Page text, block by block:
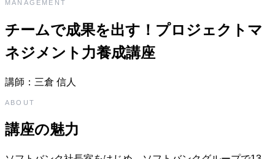
MANAGEMENT
チームで成果を出す！プロジェクトマ
ネジメント力養成講座
講師：三倉 信人
ABOUT
講座の魅力